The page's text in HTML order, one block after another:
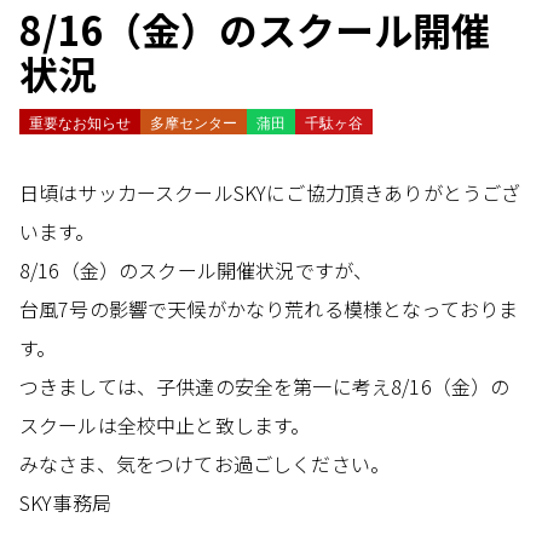
8/16（金）のスクール開催
状況
重要なお知らせ 多摩センター 蒲田 千駄ヶ谷
日頃はサッカースクールSKYにご協力頂きありがとうござ
います。
8/16（金）のスクール開催状況ですが、
台風7号の影響で天候がかなり荒れる模様となっておりま
す。
つきましては、子供達の安全を第一に考え8/16（金）の
スクールは全校中止と致します。
みなさま、気をつけてお過ごしください。
SKY事務局